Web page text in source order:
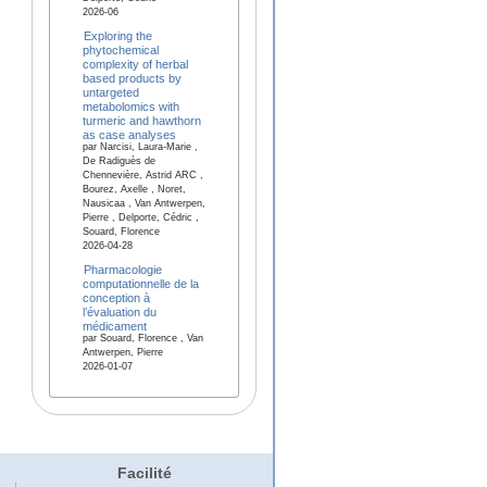
2026-06
Exploring the
phytochemical
complexity of herbal
based products by
untargeted
metabolomics with
turmeric and hawthorn
as case analyses
par Narcisi, Laura-Marie ,
De Radiguès de
Chennevière, Astrid ARC ,
Bourez, Axelle , Noret,
Nausicaa , Van Antwerpen,
Pierre , Delporte, Cédric ,
Souard, Florence
2026-04-28
Pharmacologie
computationnelle de la
conception à
l’évaluation du
médicament
par Souard, Florence , Van
Antwerpen, Pierre
2026-01-07
Facilité